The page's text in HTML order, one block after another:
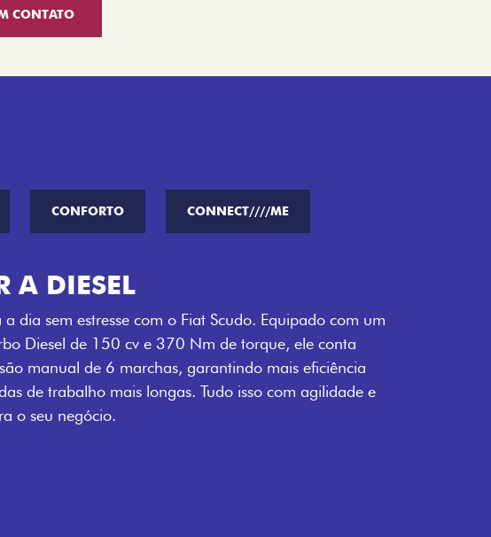
CONTATO
CONFORTO CONNECT////ME
A DIESEL
a dia sem estresse com o Fiat Scudo. Equipado com um
Diesel de 150 cv e 370 Nm de torque, ele conta
manual de 6 marchas, garantindo mais eficiência
de trabalho mais longas. Tudo isso com agilidade e
o seu negócio.